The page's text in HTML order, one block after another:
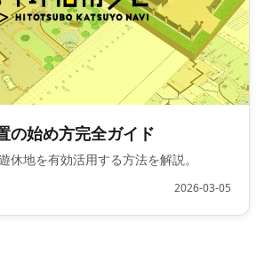
の始め方完全ガイド
休地を有効活用する方法を解説。
2026-03-05